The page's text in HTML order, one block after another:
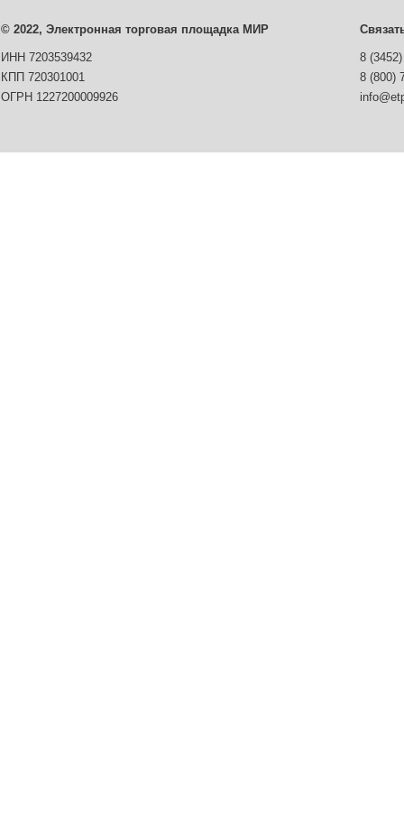
© 2022, Электронная торговая площадка МИР
ИНН 7203539432
8
КПП 720301001
8 (800)
ОГРН 1227200009926